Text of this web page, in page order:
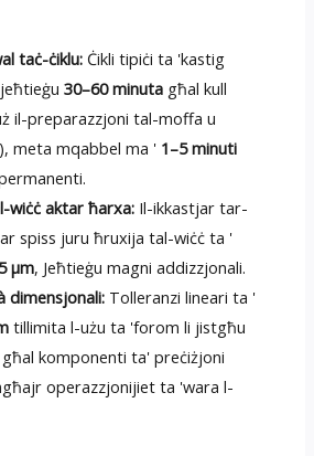
taċ-ċiklu: Ċikli tipiċi ta 'kastig
30–60 minuta għal kull
il-preparazzjoni tal-moffa u
meta mqabbel ma ' 1–5 minuti
wiċċ aktar ħarxa: Il-ikkastjar tar-
spiss juru ħruxija tal-wiċċ ta '
µm, Jeħtieġu magni addizzjonali.
dimensjonali: Tolleranzi lineari ta '
tillimita l-użu ta 'forom li jistgħu
komponenti ta' preċiżjoni
operazzjonijiet ta 'wara l-